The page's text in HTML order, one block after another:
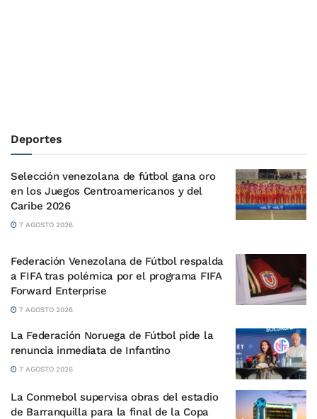
Deportes
Selección venezolana de fútbol gana oro
en los Juegos Centroamericanos y del
Caribe 2026
7 AGOSTO 2026
Federación Venezolana de Fútbol respalda
a FIFA tras polémica por el programa FIFA
Forward Enterprise
7 AGOSTO 2026
La Federación Noruega de Fútbol pide la
renuncia inmediata de Infantino
7 AGOSTO 2026
La Conmebol supervisa obras del estadio
de Barranquilla para la final de la Copa